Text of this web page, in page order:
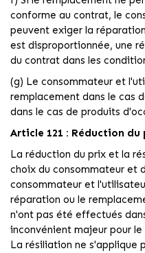
conforme au contrat, le
peuvent exiger la
est disproportionnée, une
du contrat dans les
(g) Le consommateur et
remplacement dans le cas
dans le cas de produits
Article 121 : Réduction
La réduction du prix et la
choix du consommateur et
consommateur et
réparation ou le
n'ont pas été effectués
inconvénient majeur pour
La résiliation ne s'applique